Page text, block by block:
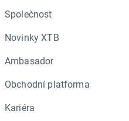
Společnost
Novinky XTB
Ambasador
Obchodní platforma
Kariéra